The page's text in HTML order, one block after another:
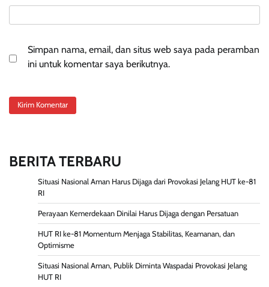
Simpan nama, email, dan situs web saya pada peramban
ini untuk komentar saya berikutnya.
BERITA TERBARU
Situasi Nasional Aman Harus Dijaga dari Provokasi Jelang HUT ke-81
RI
Perayaan Kemerdekaan Dinilai Harus Dijaga dengan Persatuan
HUT RI ke-81 Momentum Menjaga Stabilitas, Keamanan, dan
Optimisme
Situasi Nasional Aman, Publik Diminta Waspadai Provokasi Jelang
HUT RI